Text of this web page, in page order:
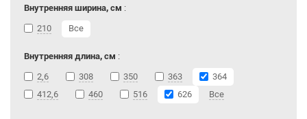
Внутренняя ширина, см :
210
Все
Внутренняя длина, см :
2,6
308 350 363
364
412,6
460 516 626 Все